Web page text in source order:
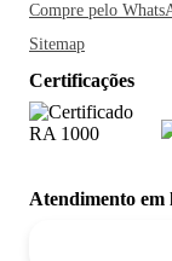
Compre pelo
Sitemap
Certificações
Atendimento em